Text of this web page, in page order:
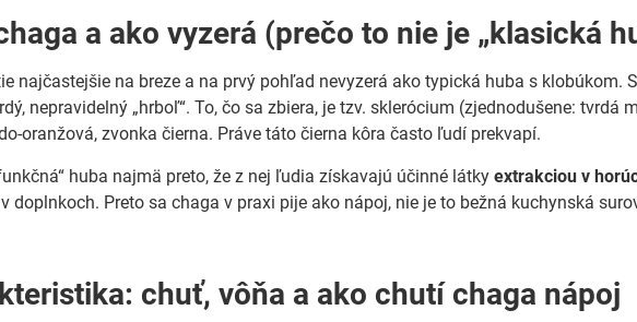
a ako vyzerá (prečo to nie je „klasická
najčastejšie na breze a na prvý pohľad nevyzerá ako typická huba s klobúkom.
nepravidelný „hrboľ“. To, čo sa zbiera, je tzv. sklerócium (zjednodušene: tvrdá
oranžová, zvonka čierna. Práve táto čierna kôra často ľudí prekvapí.
huba najmä preto, že z nej ľudia získavajú účinné látkyextrakciou v
doplnkoch. Preto sa chaga v praxi pije ako nápoj, nie je to bežná kuchynská
chuť, vôňa a ako chutí chaga nápoj